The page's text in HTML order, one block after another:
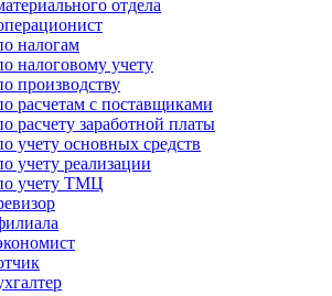
отдела
налогам
налоговому учету
производству
расчетам с поставщиками
расчету заработной платы
учету основных средств
учету реализации
учету ТМЦ